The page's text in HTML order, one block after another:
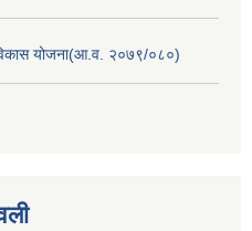
विकास योजना(आ.व. २०७९/०८०)